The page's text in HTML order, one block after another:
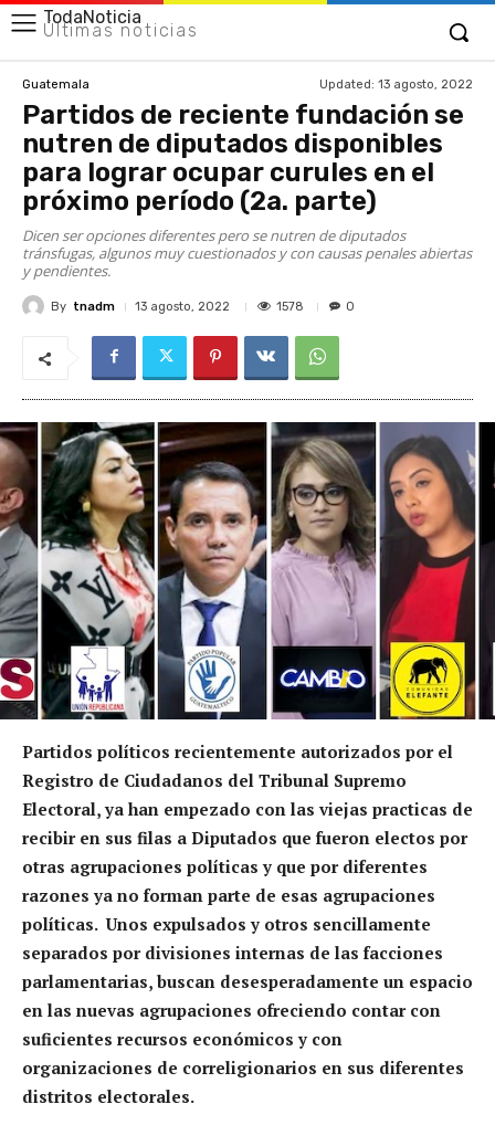
TodaNoticia
Últimas noticias
Guatemala Updated: 13 agosto, 2022
Partidos de reciente fundación se
nutren de diputados disponibles
para lograr ocupar curules en el
próximo período (2a. parte)
Dicen ser opciones diferentes pero se nutren de diputados
tránsfugas, algunos muy cuestionados y con causas penales abiertas
y pendientes.
By tnadm 13 agosto, 2022 1578 0
Partidos políticos recientemente autorizados por el
Registro de Ciudadanos del Tribunal Supremo
Electoral, ya han empezado con las viejas practicas de
recibir en sus filas a Diputados que fueron electos por
otras agrupaciones políticas y que por diferentes
razones ya no forman parte de esas agrupaciones
políticas. Unos expulsados y otros sencillamente
separados por divisiones internas de las facciones
parlamentarias, buscan desesperadamente un espacio
en las nuevas agrupaciones ofreciendo contar con
suficientes recursos económicos y con
organizaciones de correligionarios en sus diferentes
distritos electorales.